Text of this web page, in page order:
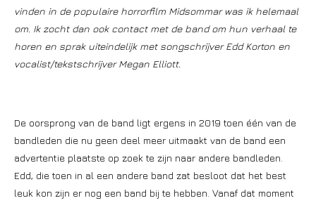
vinden in de populaire horrorfilm Midsommar was ik helemaal
om. Ik zocht dan ook contact met de band om hun verhaal te
horen en sprak uiteindelijk met songschrijver Edd Korton en
vocalist/tekstschrijver Megan Elliott.
De oorsprong van de band ligt ergens in 2019 toen één van de
bandleden die nu geen deel meer uitmaakt van de band een
advertentie plaatste op zoek te zijn naar andere bandleden.
Edd, die toen in al een andere band zat besloot dat het best
leuk kon zijn er nog een band bij te hebben. Vanaf dat moment